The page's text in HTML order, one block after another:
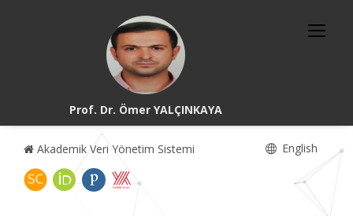
Prof. Dr. Ömer YALÇINKAYA
Akademik Veri Yönetim Sistemi English